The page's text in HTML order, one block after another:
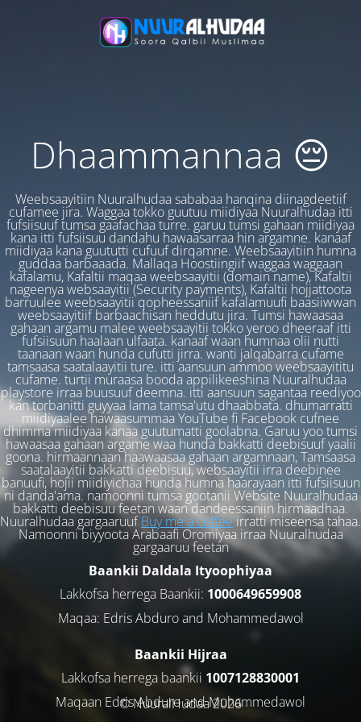
Dhaammannaa 😔
Weebsaayitiin Nuuralhudaa sababaa hanqina diinagdeetiif
cufamee jira. Waggaa tokko guutuu miidiyaa Nuuralhudaa itti
fufsiisuuf tumsa gaafachaa turre. garuu tumsi gahaan miidiyaa
kana itti fufsiisuu dandahu hawaasarraa hin argamne. kanaaf
miidiyaa kana guututti cufuuf dirqamne. Weebsaayitiin humna
guddaa barbaaada. Mallaqa Hoostiingiif waggaa waggaan
kafalamu, Kafaltii maqaa weebsaayitii (domain name), Kafaltii
nageenya websaayitii (Security payments), Kafaltii hojjattoota
barruulee weebsaayitii qopheessaniif kafalamuufi baasiiwwan
weebsaayitiif barbaachisan heddutu jira. Tumsi hawaasaa
gahaan argamu malee weebsaayitii tokko yeroo dheeraaf itti
fufsiisuun haalaan ulfaata. kanaaf waan humnaa olii nutti
taanaan waan hunda cufutti jirra. wanti jalqabarra cufame
tamsaasa saatalaayitii ture. itti aansuun ammoo weebsaayititu
cufame. turtii muraasa booda appilikeeshina Nuuralhudaa
playstore irraa buusuuf deemna. itti aansuun sagantaa reediyoo
kan torbanitti guyyaa lama tamsa'utu dhaabbata. dhumarratti
miidiyaalee hawaasummaa YouTube fi Facebook cufnee
dhimma miidiyaa kanaa guutumatti goolabna. Garuu yoo tumsi
hawaasaa gahaan argame waa hunda bakkatti deebisuuf yaalii
goona. hirmaannaan haawaasaa gahaan argamnaan, Tamsaasa
saatalaayitii bakkatti deebisuu, websaayitii irra deebinee
banuufi, hojii miidiyichaa hunda humna haarayaan itti fufsiisuun
ni danda'ama. namoonni tumsa gootanii Website Nuuralhudaa
bakkatti deebisuu feetan waan dandeessaniin hirmaadhaa.
Nuuralhudaa gargaaruufBuy me a coffeeirratti miseensa tahaa.
Namoonni biyyoota Arabaafi Oromiyaa irraa Nuuralhudaa
gargaaruu feetan
Baankii Daldala Ityoophiyaa
Lakkofsa herrega Baankii: 1000649659908
Maqaa: Edris Abduro and Mohammedawol
Baankii Hijraa
Lakkofsa herrega baankii 1007128830001
Maqaan Edris Abduro and Muhammedawol
© NuuralHudaa 2026